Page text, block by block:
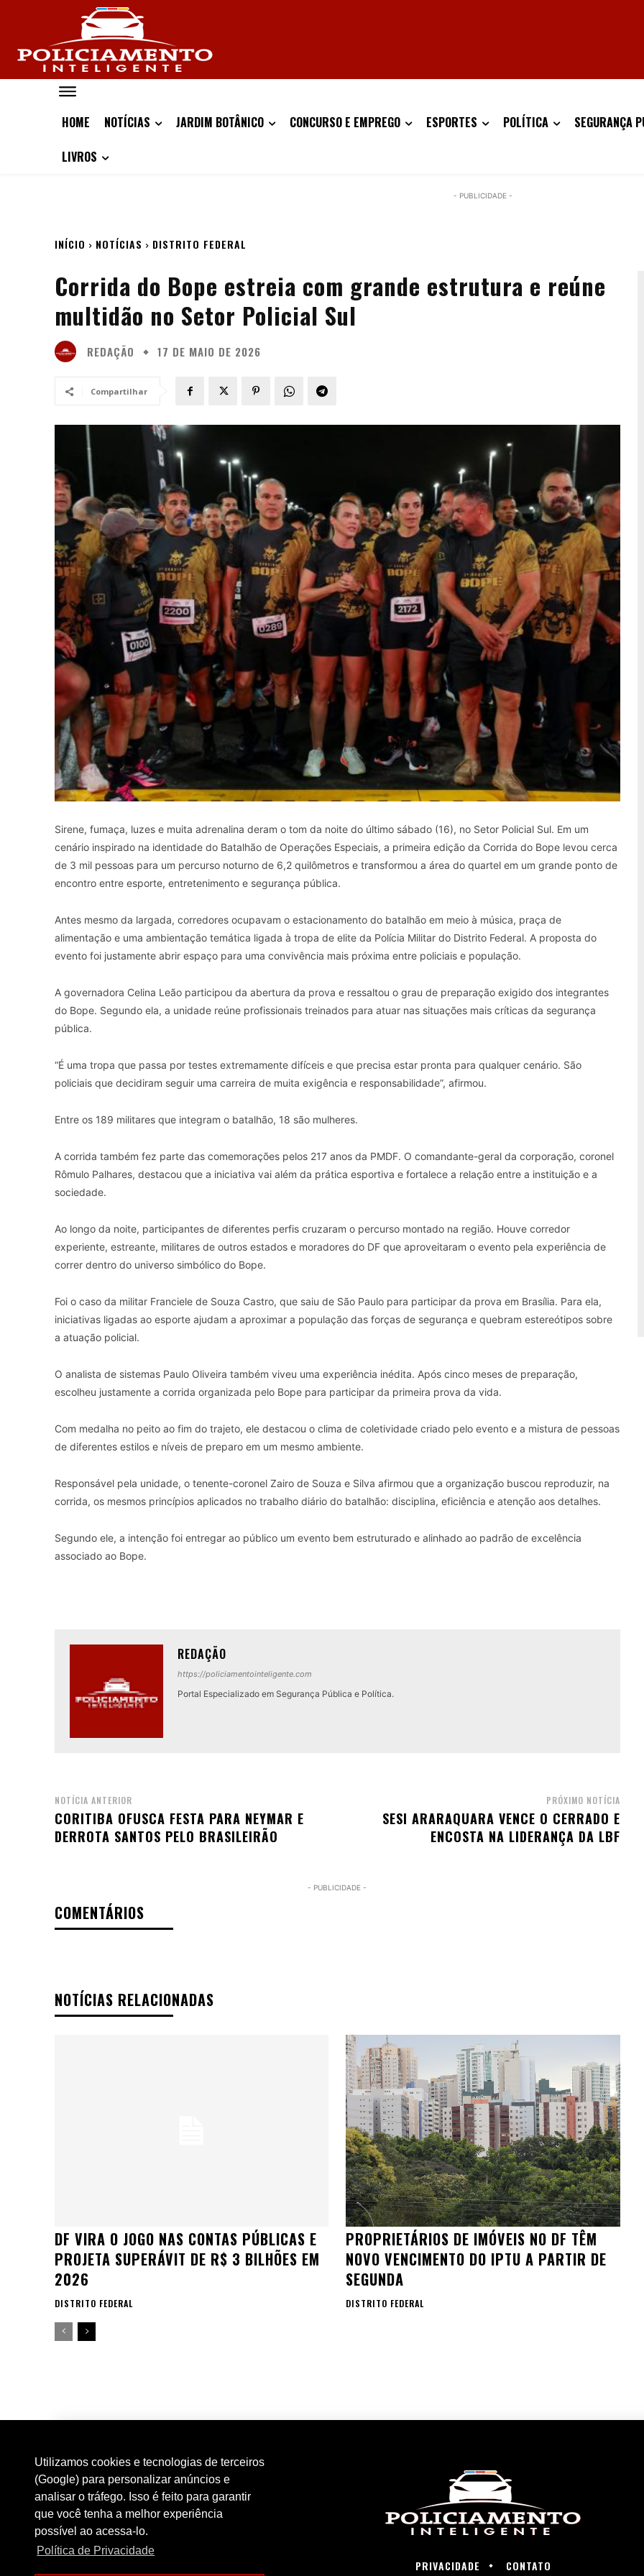
Utilizamos cookies e tecnologias de terceiros
(Google) para personalizar anúncios e
analisar o tráfego. Isso é feito para garantir
que você tenha a melhor experiência
possível ao acessa-lo.
Política de Privacidade
HOME NOTÍCIAS JARDIM BOTÂNICO CONCURSO E EMPREGO ESPORTES POLÍTICA SEGURANÇA
LIVROS
- PUBLICIDADE -
INÍCIO NOTÍCIAS DISTRITO FEDERAL
Corrida do Bope estreia com grande estrutura e reúne
multidão no Setor Policial Sul
REDAÇÃO 17 DE MAIO DE 2026
Compartilhar
Sirene, fumaça, luzes e muita adrenalina deram o tom da noite do último sábado (16), no Setor Policial Sul. Em um
cenário inspirado na identidade do Batalhão de Operações Especiais, a primeira edição da Corrida do Bope levou cerca
de 3 mil pessoas para um percurso noturno de 6,2 quilômetros e transformou a área do quartel em um grande ponto de
encontro entre esporte, entretenimento e segurança pública.
Antes mesmo da largada, corredores ocupavam o estacionamento do batalhão em meio à música, praça de
alimentação e uma ambientação temática ligada à tropa de elite da Polícia Militar do Distrito Federal. A proposta do
evento foi justamente abrir espaço para uma convivência mais próxima entre policiais e população.
A governadora Celina Leão participou da abertura da prova e ressaltou o grau de preparação exigido dos integrantes
do Bope. Segundo ela, a unidade reúne profissionais treinados para atuar nas situações mais críticas da segurança
pública.
“É uma tropa que passa por testes extremamente difíceis e que precisa estar pronta para qualquer cenário. São
policiais que decidiram seguir uma carreira de muita exigência e responsabilidade”, afirmou.
Entre os 189 militares que integram o batalhão, 18 são mulheres.
A corrida também fez parte das comemorações pelos 217 anos da PMDF. O comandante-geral da corporação, coronel
Rômulo Palhares, destacou que a iniciativa vai além da prática esportiva e fortalece a relação entre a instituição e a
sociedade.
Ao longo da noite, participantes de diferentes perfis cruzaram o percurso montado na região. Houve corredor
experiente, estreante, militares de outros estados e moradores do DF que aproveitaram o evento pela experiência de
correr dentro do universo simbólico do Bope.
Foi o caso da militar Franciele de Souza Castro, que saiu de São Paulo para participar da prova em Brasília. Para ela,
iniciativas ligadas ao esporte ajudam a aproximar a população das forças de segurança e quebram estereótipos sobre
a atuação policial.
O analista de sistemas Paulo Oliveira também viveu uma experiência inédita. Após cinco meses de preparação,
escolheu justamente a corrida organizada pelo Bope para participar da primeira prova da vida.
Com medalha no peito ao fim do trajeto, ele destacou o clima de coletividade criado pelo evento e a mistura de pessoas
de diferentes estilos e níveis de preparo em um mesmo ambiente.
Responsável pela unidade, o tenente-coronel Zairo de Souza e Silva afirmou que a organização buscou reproduzir, na
corrida, os mesmos princípios aplicados no trabalho diário do batalhão: disciplina, eficiência e atenção aos detalhes.
Segundo ele, a intenção foi entregar ao público um evento bem estruturado e alinhado ao padrão de excelência
associado ao Bope.
REDAÇÃO
https://policiamentointeligente.com
Portal Especializado em Segurança Pública e Política.
NOTÍCIA ANTERIOR
CORITIBA OFUSCA FESTA PARA NEYMAR E
DERROTA SANTOS PELO BRASILEIRÃO
PRÓXIMO NOTÍCIA
SESI ARARAQUARA VENCE O CERRADO E
ENCOSTA NA LIDERANÇA DA LBF
- PUBLICIDADE -
COMENTÁRIOS
NOTÍCIAS RELACIONADAS
DF VIRA O JOGO NAS CONTAS PÚBLICAS E
PROJETA SUPERÁVIT DE R$ 3 BILHÕES EM
2026
DISTRITO FEDERAL
PROPRIETÁRIOS DE IMÓVEIS NO DF TÊM
NOVO VENCIMENTO DO IPTU A PARTIR DE
SEGUNDA
DISTRITO FEDERAL
PRIVACIDADE CONTATO